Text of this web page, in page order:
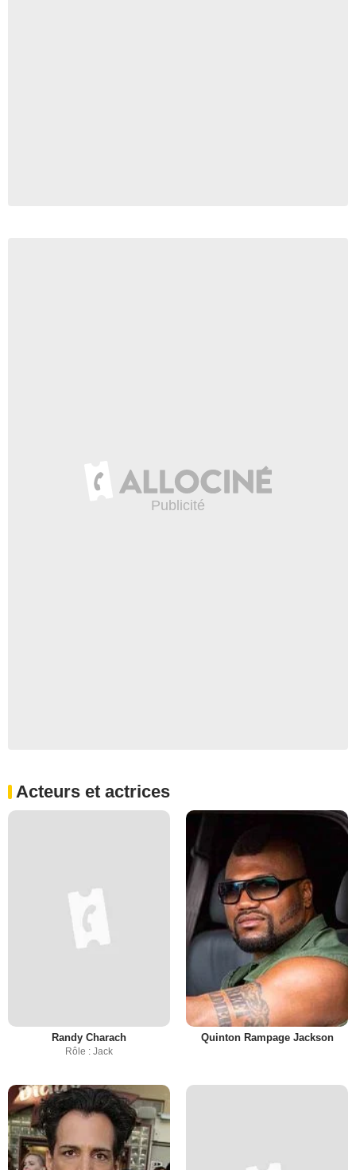
Acteurs et actrices
Randy Charach
Rôle : Jack
Quinton Rampage Jackson